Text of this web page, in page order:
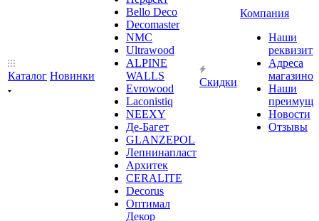
Каталог Новинки
Bello Deco
Decomaster
NMС
Ultrawood
ALPINE
WALLS
Evrowood
Laconistiq
NEEXY
Де-Багет
GLANZEPOL
Лепнинапласт
Архитек
CERALITE
Decorus
Оптимал
Декор
Скидки
Компания
Наши
Адреса
магазинов
Наши
Новости
Отзывы